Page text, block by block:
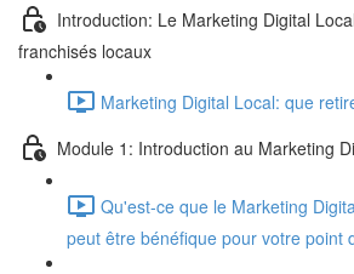
Introduction: Le Marketing Digital
franchisés locaux
Marketing Digital Local: que
Module 1: Introduction au Marketing
Qu'est-ce que le Marketing
peut être bénéfique pour votre point